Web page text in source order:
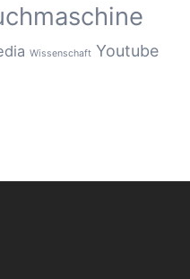
Wissenschaft Youtube